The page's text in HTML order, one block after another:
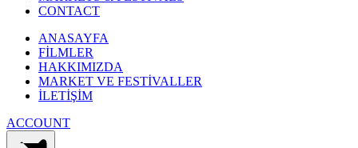
CONTACT
ANASAYFA
FİLMLER
HAKKIMIZDA
MARKET VE FESTİVALLER
İLETİŞİM
ACCOUNT